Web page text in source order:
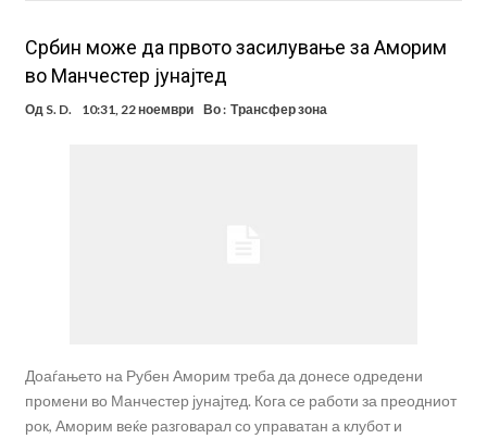
Србин може да првото засилување за Аморим
во Манчестер јунајтед
Од S. D. 10:31, 22 ноември Во : Трансфер зона
Доаѓањето на Рубен Аморим треба да донесе одредени
промени во Манчестер јунајтед. Кога се работи за преодниот
рок, Аморим веќе разговарал со управатан а клубот и